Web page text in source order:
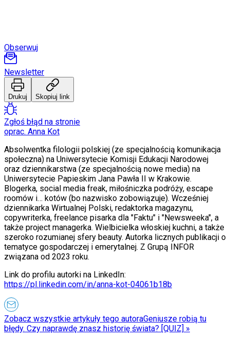
Obserwuj
Newsletter
Drukuj Skopiuj link
Zgłoś błąd na stronie
oprac. Anna Kot
Absolwentka filologii polskiej (ze specjalnością komunikacja
społeczna) na Uniwersytecie Komisji Edukacji Narodowej
oraz dziennikarstwa (ze specjalnością nowe media) na
Uniwersytecie Papieskim Jana Pawła II w Krakowie.
Blogerka, social media freak, miłośniczka podróży, escape
roomów i… kotów (bo nazwisko zobowiązuje). Wcześniej
dziennikarka Wirtualnej Polski, redaktorka magazynu,
copywriterka, freelance pisarka dla "Faktu" i "Newsweeka", a
także project managerka. Wielbicielka włoskiej kuchni, a także
szeroko rozumianej sfery beauty. Autorka licznych publikacji o
tematyce gospodarczej i emerytalnej. Z Grupą INFOR
związana od 2023 roku.
Link do profilu autorki na LinkedIn:
https://pl.linkedin.com/in/anna-kot-04061b18b
Zobacz wszystkie artykuły tego autoraGeniusze robią tu
błędy. Czy naprawdę znasz historię świata? [QUIZ] »